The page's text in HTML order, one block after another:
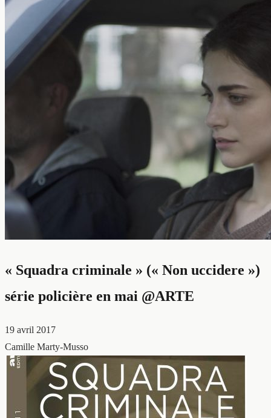
« Squadra criminale » (« Non uccidere »)
série policière en mai @ARTE
19 avril 2017
Camille Marty-Musso